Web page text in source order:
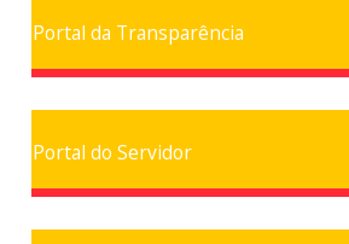
Portal da Transparência
Portal do Servidor